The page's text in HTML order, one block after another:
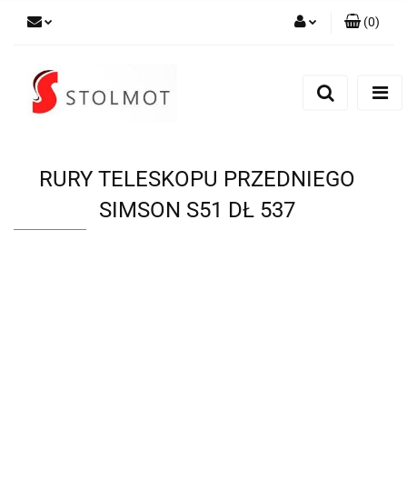
(0)
RURY TELESKOPU PRZEDNIEGO
SIMSON S51 DŁ 537